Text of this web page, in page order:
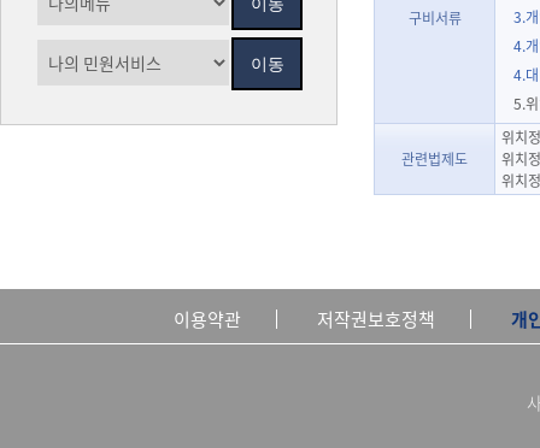
구비서류
3.
4.
4.
5.
관련법제도
위치
위치
위치
이용약관 저작권보호정책 개